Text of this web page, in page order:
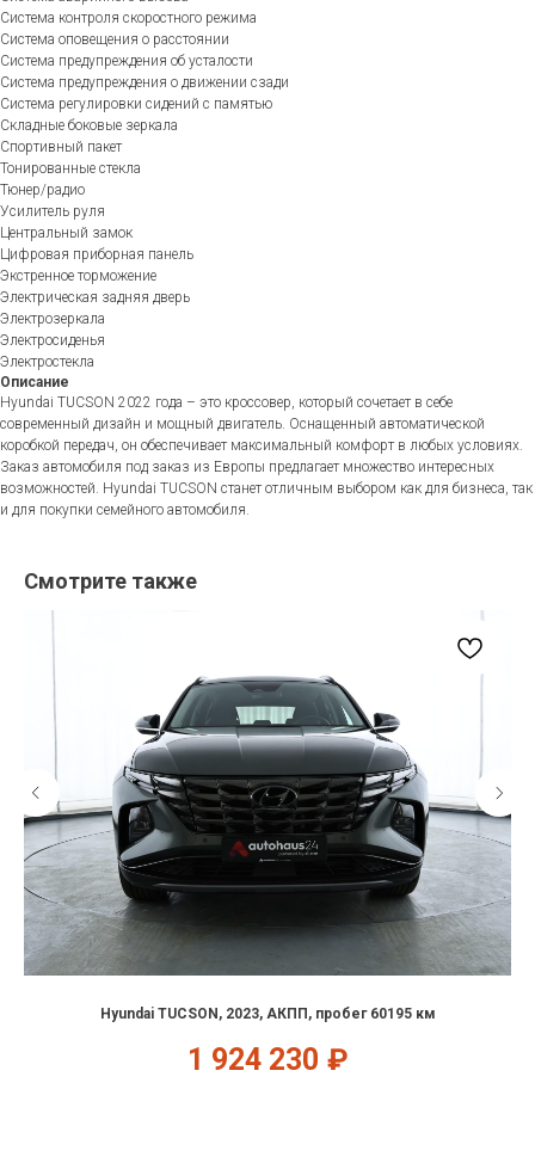
Система контроля скоростного режима
Система оповещения о расстоянии
Система предупреждения об усталости
Система предупреждения о движении сзади
Система регулировки сидений с памятью
Складные боковые зеркала
Спортивный пакет
Тонированные стекла
Тюнер/радио
Усилитель руля
Центральный замок
Цифровая приборная панель
Экстренное торможение
Электрическая задняя дверь
Электрозеркала
Электросиденья
Электростекла
Описание
Hyundai TUCSON 2022 года – это кроссовер, который сочетает в себе
современный дизайн и мощный двигатель. Оснащенный автоматической
коробкой передач, он обеспечивает максимальный комфорт в любых условиях.
Заказ автомобиля под заказ из Европы предлагает множество интересных
возможностей. Hyundai TUCSON станет отличным выбором как для бизнеса, так
и для покупки семейного автомобиля.
Смотрите также
Hyundai TUCSON, 2023, АКПП, пробег 60195 км
1 924 230 ₽